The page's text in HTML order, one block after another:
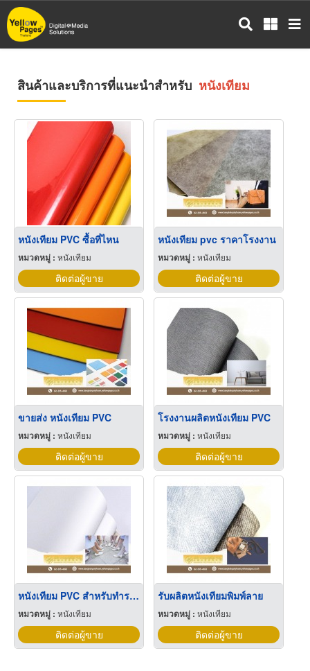
ข้าม
ไป
สินค้าและบริการที่แนะนำสำหรับ หนังเทียม
หนังเทียม PVC ซื้อที่ไหน
หมวดหมู่ : หนังเทียม
ติดต่อผู้ขาย
หนังเทียม pvc ราคาโรงงาน
หมวดหมู่ :หนังเทียม
ติดต่อผู้ขาย
ขายส่ง หนังเทียม PVC
หมวดหมู่ : หนังเทียม
ติดต่อผู้ขาย
โรงงานผลิตหนังเทียม PVC
หมวดหมู่ :หนังเทียม
ติดต่อผู้ขาย
หนังเทียม PVC สำหรับทำรองเท้า
หมวดหมู่ : หนังเทียม
ติดต่อผู้ขาย
รับผลิตหนังเทียมพิมพ์ลาย
หมวดหมู่ :หนังเทียม
ติดต่อผู้ขาย